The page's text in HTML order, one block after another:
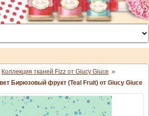
Коллекция тканей Fizz от Giucy Giuce »
Бирюзовый фрукт (Teal Fruit) от Giucy Giuce